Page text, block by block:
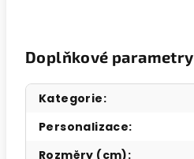
Doplňkové parametry
Kategorie:
Personalizace:
Rozměry (cm):